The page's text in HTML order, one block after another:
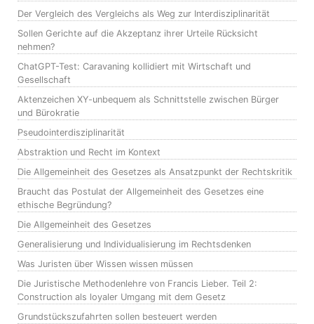
Der Vergleich des Vergleichs als Weg zur Interdisziplinarität
Sollen Gerichte auf die Akzeptanz ihrer Urteile Rücksicht
nehmen?
ChatGPT-Test: Caravaning kollidiert mit Wirtschaft und
Gesellschaft
Aktenzeichen XY-unbequem als Schnittstelle zwischen Bürger
und Bürokratie
Pseudointerdisziplinarität
Abstraktion und Recht im Kontext
Die Allgemeinheit des Gesetzes als Ansatzpunkt der Rechtskritik
Braucht das Postulat der Allgemeinheit des Gesetzes eine
ethische Begründung?
Die Allgemeinheit des Gesetzes
Generalisierung und Individualisierung im Rechtsdenken
Was Juristen über Wissen wissen müssen
Die Juristische Methodenlehre von Francis Lieber. Teil 2:
Construction als loyaler Umgang mit dem Gesetz
Grundstückszufahrten sollen besteuert werden